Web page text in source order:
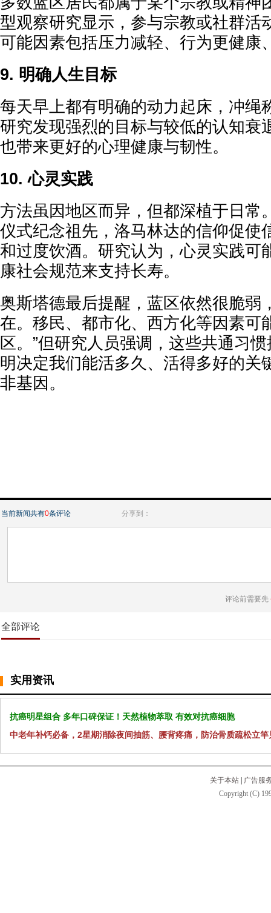
型观察研究显示，参与宗教或社群活
可能因素包括压力减轻、行为更健康
9. 明确人生目标
每天早上都有明确的动力起床，冲绳
研究发现强烈的目标与较低的认知衰
也带来更好的心理健康与韧性。
10. 心灵实践
方法虽因地区而异，但都深植于日常
仪式纪念祖先，洛马林达的信仰促使
和过度饮酒。研究认为，心灵实践可
康社会规范来支持长寿。
奥斯塔德最后提醒，蓝区依然很脆弱
在。移民、都市化、西方化等因素可
区。”但研究人员强调，这些共通习
明决定我们能活多久、活得多好的关
非基因。
当前新闻共有0条评论 分享到：
评论前需要先
全部评论
实用资讯
抗癌明星组合 多年口碑保证！天然植物萃取 有效对抗癌细胞
中老年补钙必备，2星期消除夜间抽筋、腰背疼痛，防治骨质疏松立竿
关于本站
广告服
Copyright (C)